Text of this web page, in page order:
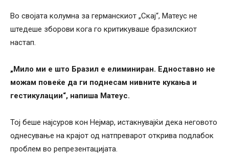
Во својата колумна за германскиот „Скај“, Матеус не
штедеше зборови кога го критикуваше бразилскиот
настап.
„Мило ми е што Бразил е елиминиран. Едноставно не
можам повеќе да ги поднесам нивните кукања и
гестикулации“, напиша Матеус.
Тој беше најсуров кон Нејмар, истакнувајќи дека неговото
однесување на крајот од натпреварот открива подлабок
проблем во репрезентацијата.